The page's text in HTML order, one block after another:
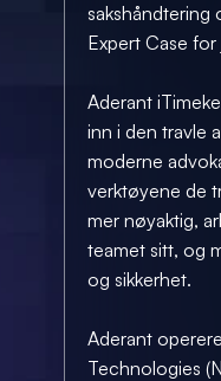
sakshåndtering
Expert Case for
Aderant
inn i den travle
moderne
verktøyene de
mer nøyaktig,
teamet sitt, og
og sikkerhet.
Aderant
Technologies